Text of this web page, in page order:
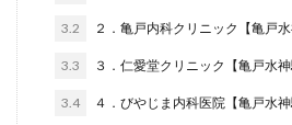
3.2 ２．亀戸内科クリニック【亀戸
3.3 ３．仁愛堂クリニック【亀戸水神
3.4 ４．びやじま内科医院【亀戸水神